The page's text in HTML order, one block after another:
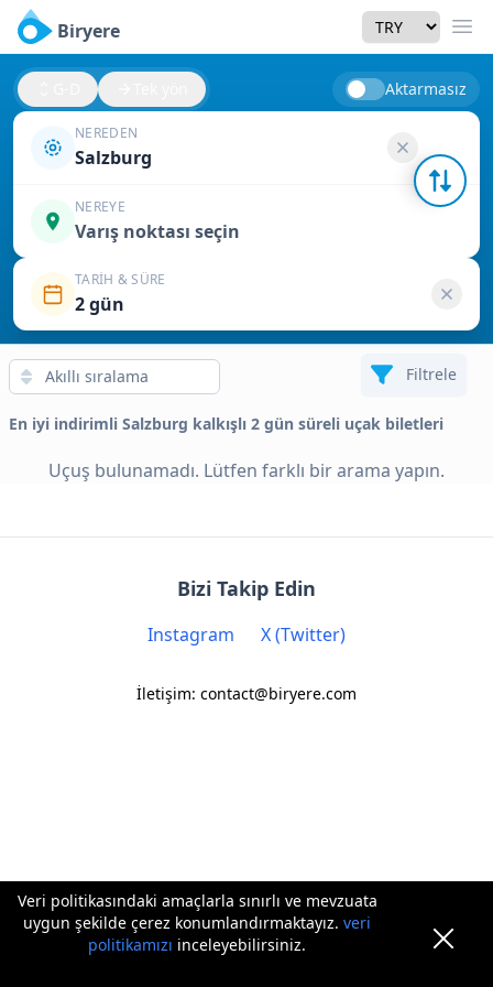
Veri politikasındaki amaçlarla sınırlı ve mevzuata
uygun şekilde çerez konumlandırmaktayız.veri
politikamızı inceleyebilirsiniz.
Biryere Currency
Aktarmasız
NEREDEN
Salzburg
NEREYE
Varış noktası seçin
TARIH & SÜRE
2 gün
Filtrele
En iyi indirimli Salzburg kalkışlı 2 gün süreli uçak biletleri
Uçuş bulunamadı. Lütfen farklı bir arama yapın.
Bizi Takip Edin
Instagram X (Twitter)
İletişim: contact@biryere.com